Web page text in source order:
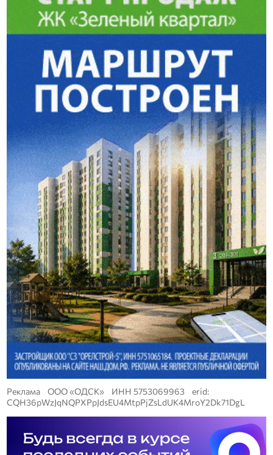
Реклама ООО «ОДСК» ИНН 5753069963 erid:
CQH36pWzJqNQPXPpJdsEU4MtpPjZsLdUK4MroY2Dk71DgL